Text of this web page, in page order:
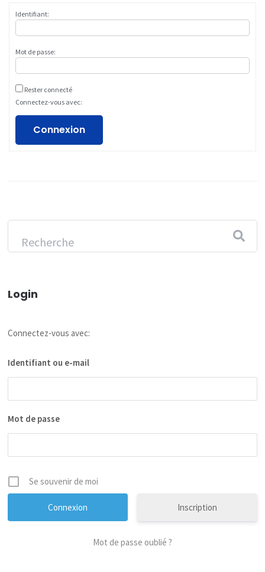
Identifiant:
Mot de passe:
Rester connecté
Connectez-vous avec:
Connexion
Login
Connectez-vous avec:
Identifiant ou e-mail
Mot de passe
Se souvenir de moi
Inscription
Mot de passe oublié ?